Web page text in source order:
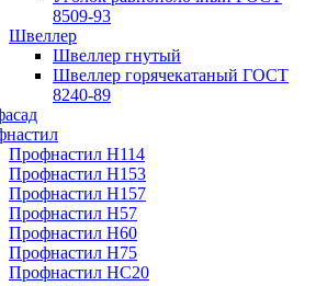
8509-93
Швеллер
Швеллер гнутый
Швеллер горячекатаный ГОСТ
8240-89
Профнастил Н114
Профнастил Н153
Профнастил Н157
Профнастил Н57
Профнастил Н60
Профнастил Н75
Профнастил НС20